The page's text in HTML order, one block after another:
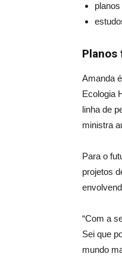
Planos
Amanda
Ecologia
linha de
ministra
Para o
projetos
“Com a
Sei que
mundo